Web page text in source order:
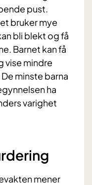
pust.
bruker mye
bli blekt og få
Barnet kan få
vise mindre
minste barna
ha
varighet
mener